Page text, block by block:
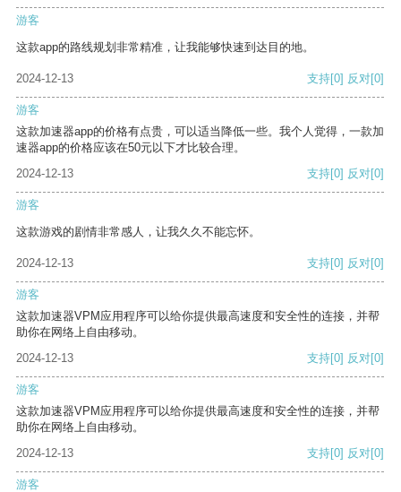
游客
这款app的路线规划非常精准，让我能够快速到达目的地。
2024-12-13 支持[0] 反对[0]
游客
这款加速器app的价格有点贵，可以适当降低一些。我个人觉得，一款加
速器app的价格应该在50元以下才比较合理。
2024-12-13
支持[0] 反对[0]
游客
这款游戏的剧情非常感人，让我久久不能忘怀。
2024-12-13 支持[0] 反对[0]
游客
这款加速器VPM应用程序可以给你提供最高速度和安全性的连接，并帮
助你在网络上自由移动。
2024-12-13
支持[0] 反对[0]
游客
这款加速器VPM应用程序可以给你提供最高速度和安全性的连接，并帮
助你在网络上自由移动。
2024-12-13
支持[0] 反对[0]
游客